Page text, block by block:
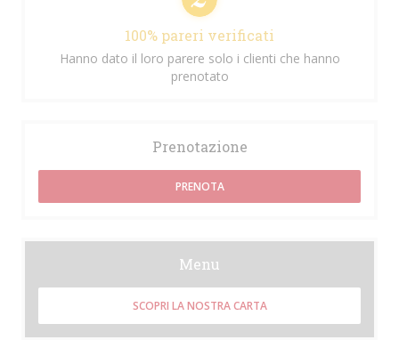
100% pareri verificati
Hanno dato il loro parere solo i clienti che hanno
prenotato
Prenotazione
PRENOTA
Menu
SCOPRI LA NOSTRA CARTA